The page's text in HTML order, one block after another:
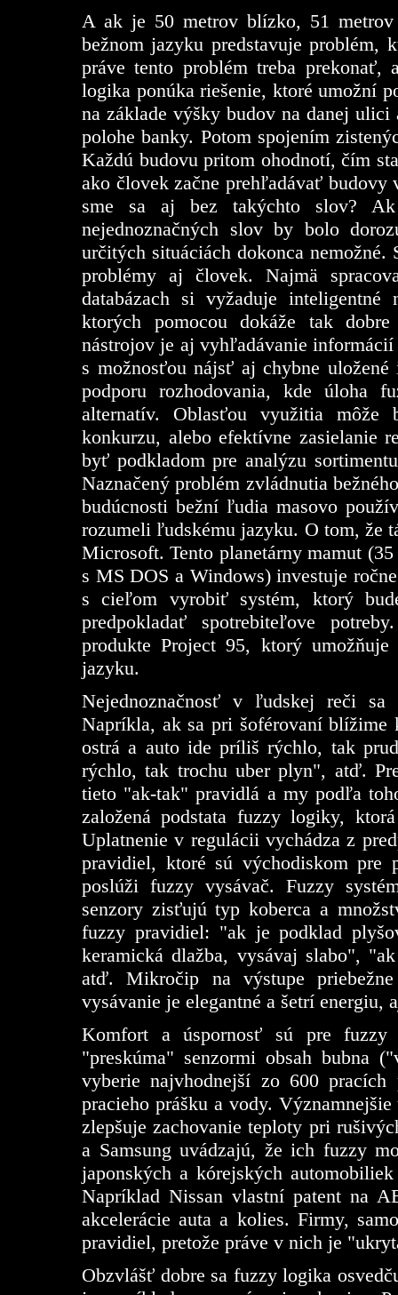
A ak je 50 metrov blízko, 51 metrov
bežnom jazyku predstavuje
práve tento problém treba
logika ponúka riešenie, ktoré umožní
na základe výšky budov na danej
polohe banky. Potom spojením
Každú budovu pritom ohodnotí, čím
ako človek začne prehľadávať
sme sa aj bez takýchto slov?
nejednoznačných slov by bolo
určitých situáciách dokonca
problémy aj človek. Najmä
databázach si vyžaduje
ktorých pomocou dokáže tak
nástrojov je aj vyhľadávanie
s možnosťou nájsť aj chybne
podporu rozhodovania, kde úloha
alternatív. Oblasťou využitia môže
konkurzu, alebo efektívne zasielanie
byť podkladom pre analýzu
Naznačený problém zvládnutia
budúcnosti bežní ľudia masovo
rozumeli ľudskému jazyku. O tom, že
Microsoft. Tento planetárny mamut
s MS DOS a Windows) investuje
s cieľom vyrobiť systém, ktorý
predpokladať spotrebiteľove
produkte Project 95, ktorý
jazyku.
Nejednoznačnosť v ľudskej reči sa
Napríkla, ak sa pri šoférovaní blížime
ostrá a auto ide príliš rýchlo, tak
rýchlo, tak trochu uber plyn", atď.
tieto "ak-tak" pravidlá a my podľa
založená podstata fuzzy logiky,
Uplatnenie v regulácii vychádza z
pravidiel, ktoré sú východiskom
poslúži fuzzy vysávač. Fuzzy
senzory zisťujú typ koberca a
fuzzy pravidiel: "ak je podklad
keramická dlažba, vysávaj slabo",
atď. Mikročip na výstupe
vysávanie je elegantné a šetrí
Komfort a úspornosť sú pre fuzzy
"preskúma" senzormi obsah bubna
vyberie najvhodnejší zo 600 pracích
pracieho prášku a vody.
zlepšuje zachovanie teploty pri
a Samsung uvádzajú, že ich fuzzy
japonských a kórejských
Napríklad Nissan vlastní patent na
akcelerácie auta a kolies. Firmy,
pravidiel, pretože práve v nich je
Obzvlášť dobre sa fuzzy logika